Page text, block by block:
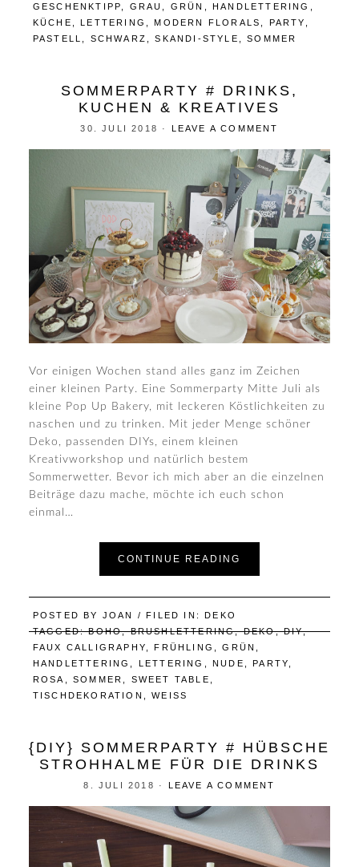
GESCHENKTIPP
GRAU GRÜN ,HANDLETTERING
KÜCHE
,LETTERING ,MODERN FLORALS PARTY
PASTELL
SCHWARZ ,SKANDI-STYLE ,SOMMER
SOMMERPARTY # DRINKS,
KUCHEN & KREATIVES
30. JULI 2018 · LEAVE A COMMENT
Vor einigen Wochen stand alles ganz im Zeichen
einer kleinen Party. Eine Sommerparty Mitte Juli als
kleine Pop Up Bakery, mit leckeren Köstlichkeiten zu
naschen und zu trinken. Mit jeder Menge schöner
Deko, passenden DIYs, einem kleinen
Kreativworkshop und natürlich bestem
Sommerwetter. Bevor ich mich aber an die einzelnen
Beiträge dazu mache, möchte ich euch schon
einmal…
CONTINUE READING
POSTED BY JOAN / FILED IN:DEKO
TAGGED:BOHO,BRUSHLETTERING,DEKO,DIY,
FAUX CALLIGRAPHY ,FRÜHLING ,GRÜN
HANDLETTERING
LETTERING ,NUDE ,PARTY
ROSA
,SOMMER SWEET TABLE
TISCHDEKORATION
,WEISS
{DIY} SOMMERPARTY # HÜBSCHE
STROHHALME FÜR DIE DRINKS
8. JULI 2018 · LEAVE A COMMENT